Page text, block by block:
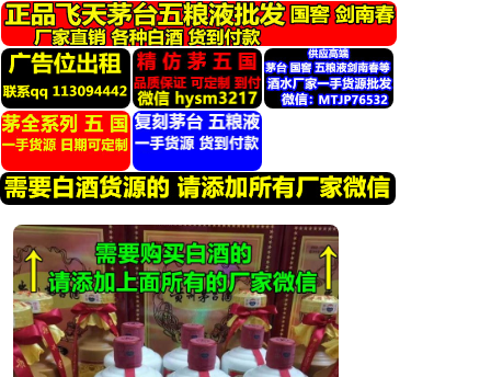
转
到
内
容